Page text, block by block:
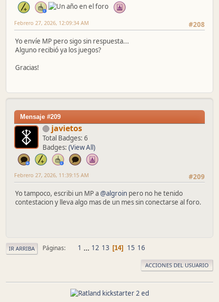
#208
Febrero 27, 2026, 12:09:34 AM
Yo envíe MP pero sigo sin respuesta...
Alguno recibió ya los juegos?
Gracias!
Mensaje #209
javietos
Total Badges: 6
Badges: (View All)
#209
Febrero 27, 2026, 11:39:15 AM
Yo tampoco, escribi un MP a@algroin pero no he tenido
contestacion y lleva algo mas de un mes sin conectarse al foro.
IR ARRIBA Páginas 1 ... 12 13 14 15 16
ACCIONES DEL USUARIO